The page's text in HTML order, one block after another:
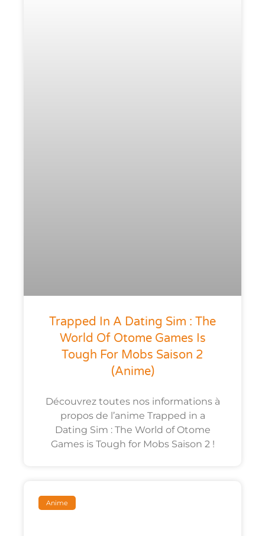
Trapped In A Dating Sim : The
World Of Otome Games Is
Tough For Mobs Saison 2
(anime)
Découvrez toutes nos informations à
propos de l’anime Trapped in a
Dating Sim : The World of Otome
Games is Tough for Mobs Saison 2 !
Anime